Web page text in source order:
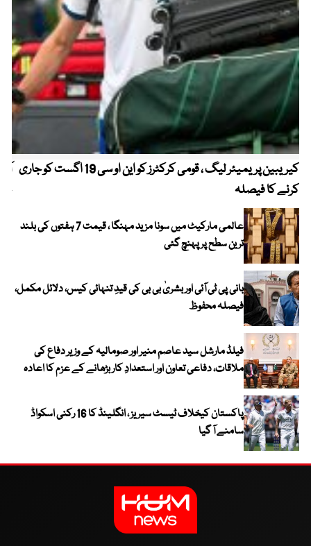
کیریبین پریمیئر لیگ ، قومی کرکٹرز کو این او سی 19 اگست کو جاری
کرنے کا فیصلہ
عالمی مارکیٹ میں سونا مزید مہنگا ، قیمت 7 ہفتوں کی بلند
ترین سطح پر پہنچ گئی
بانی پی ٹی آئی اور بشریٰ بی بی کی قیدِ تنہائی کیس، دلائل مکمل،
فیصلہ محفوظ
فیلڈ مارشل سید عاصم منیر اور صومالیہ کے وزیر دفاع کی
ملاقات، دفاعی تعاون اور استعدادِ کار بڑھانے کے عزم کا اعادہ
پاکستان کیخلاف ٹیسٹ سیریز ، انگلینڈ کا 16 رکنی اسکواڈ
سامنے آ گیا